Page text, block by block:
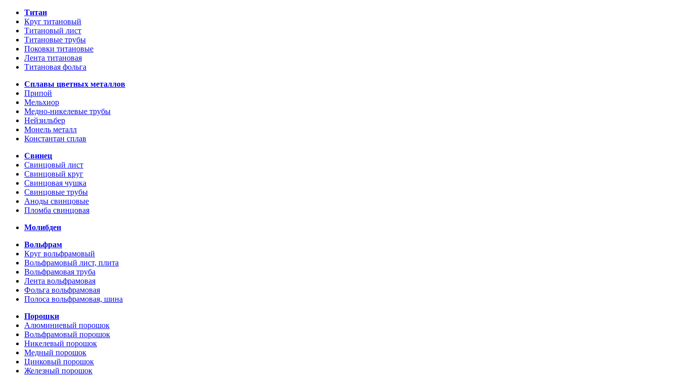
Титан
Круг титановый
Титановый лист
Титановые трубы
Поковки титановые
Лента титановая
Титановая фольга
Сплавы цветных металлов
Припой
Мельхиор
Медно-никелевые трубы
Нейзильбер
Монель металл
Константан сплав
Свинец
Свинцовый лист
Свинцовый круг
Свинцовая чушка
Свинцовые трубы
Аноды свинцовые
Пломба свинцовая
Молибден
Вольфрам
Круг вольфрамовый
Вольфрамовый лист, плита
Вольфрамовая труба
Лента вольфрамовая
Фольга вольфрамовая
Полоса вольфрамовая, шина
Порошки
Алюминиевый порошок
Вольфрамовый порошок
Никелевый порошок
Медный порошок
Цинковый порошок
Железный порошок